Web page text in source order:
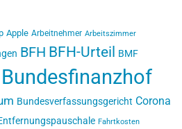
Apple Arbeitnehmer Arbeitszimmer
BFH BFH-Urteil BMF
Bundesfinanzhof
Bundesverfassungsgericht Corona
Fahrtkosten